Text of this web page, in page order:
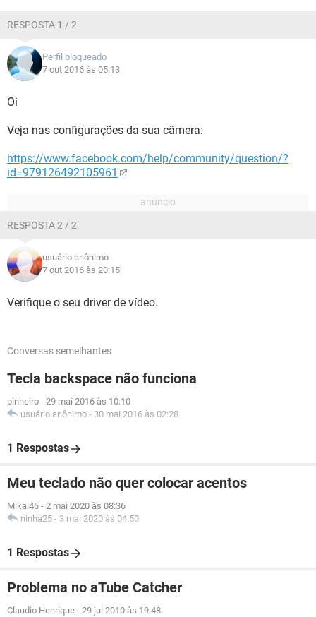
RESPOSTA 1 / 2
Perfil bloqueado
7 out 2016 às 05:13
Oi
Veja nas configurações da sua câmera:
https://www.facebook.com/help/community/question/?
id=979126492105961
RESPOSTA 2 / 2
usuário anônimo
7 out 2016 às 20:15
Verifique o seu driver de vídeo.
Conversas semelhantes
Tecla backspace não funciona
pinheiro - 29 mai 2016 às 10:10
usuário anônimo - 30 mai 2016 às 02:28
1 Respostas
Meu teclado não quer colocar acentos
Mikai46 - 2 mai 2020 às 08:36
ninha25 - 3 mai 2020 às 04:50
1 Respostas
Problema no aTube Catcher
Claudio Henrique - 29 jul 2010 às 19:48